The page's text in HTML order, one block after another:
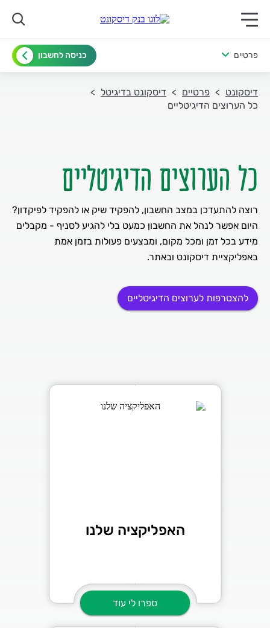
תפריט ראשי לנייד
פרטיים כניסה לחשבון
דיסקונט פרטיים
דיסקונט בדיגיטל
כל הערוצים הדיגיטליים
כל הערוצים הדיגיטליים
היום אפשר לנהל את החשבון כמעט בלי להגיע לסניף - מקבלים
מידע בכל זמן ומכל מקום, ומבצעים פעולות בזמן אמת
באפליקציית דיסקונט ובאתר.
להצטרפות לערוצים הדיגיטליים
האפליקציה שלנו
ספרו לי עוד